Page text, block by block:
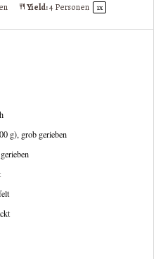
Yield:4Personen 1x
g), grob gerieben